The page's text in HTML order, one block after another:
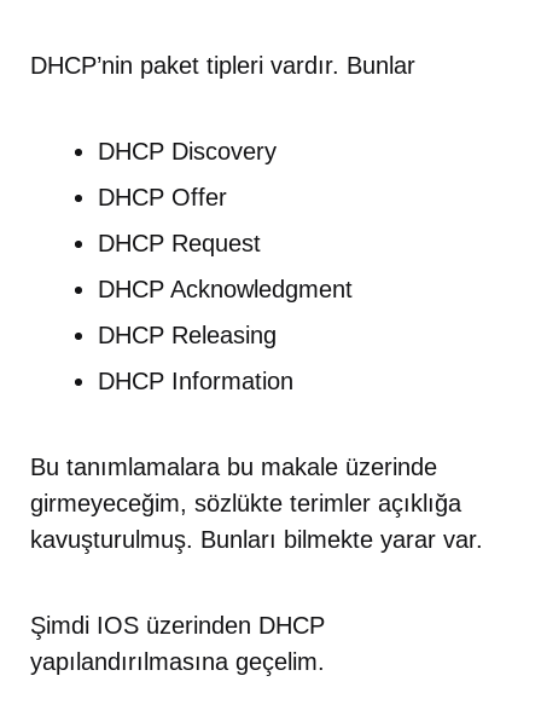
DHCP’nin paket tipleri vardır. Bunlar
DHCP Discovery
DHCP Offer
DHCP Request
DHCP Acknowledgment
DHCP Releasing
DHCP Information
Bu tanımlamalara bu makale üzerinde
girmeyeceğim, sözlükte terimler açıklığa
kavuşturulmuş. Bunları bilmekte yarar var.
Şimdi IOS üzerinden DHCP
yapılandırılmasına geçelim.